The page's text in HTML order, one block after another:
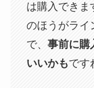
は購入できま
のほうがライ
で、 事前に購
いいかもです